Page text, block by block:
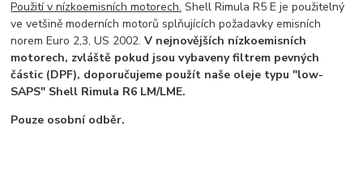
Použití v nízkoemisních motorech. Shell Rimula R5 E je použitelný
ve vetšině moderních motorů splňujících požadavky emisních
norem Euro 2,3, US 2002.V nejnovějších nízkoemisních
motorech, zvláště pokud jsou vybaveny filtrem pevných
částic (DPF), doporučujeme použít naše oleje typu "low-
SAPS" Shell Rimula R6 LM/LME.
Pouze osobní odběr.